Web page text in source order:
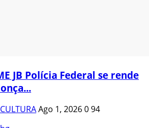
JB Polícia Federal se rende
Ago 1, 2026094